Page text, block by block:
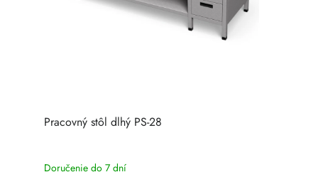
Pracovný stôl dlhý PS-28
Doručenie do 7 dní